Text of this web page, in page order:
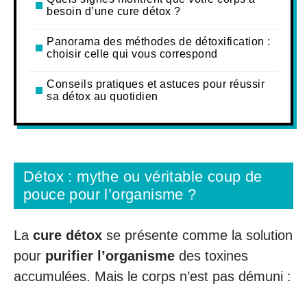
besoin d’une cure détox ?
Panorama des méthodes de détoxification :
choisir celle qui vous correspond
Conseils pratiques et astuces pour réussir
sa détox au quotidien
Détox : mythe ou véritable coup de
pouce pour l’organisme ?
La cure détox se présente comme la solution
pour purifier l’organisme des toxines
accumulées. Mais le corps n’est pas démuni :